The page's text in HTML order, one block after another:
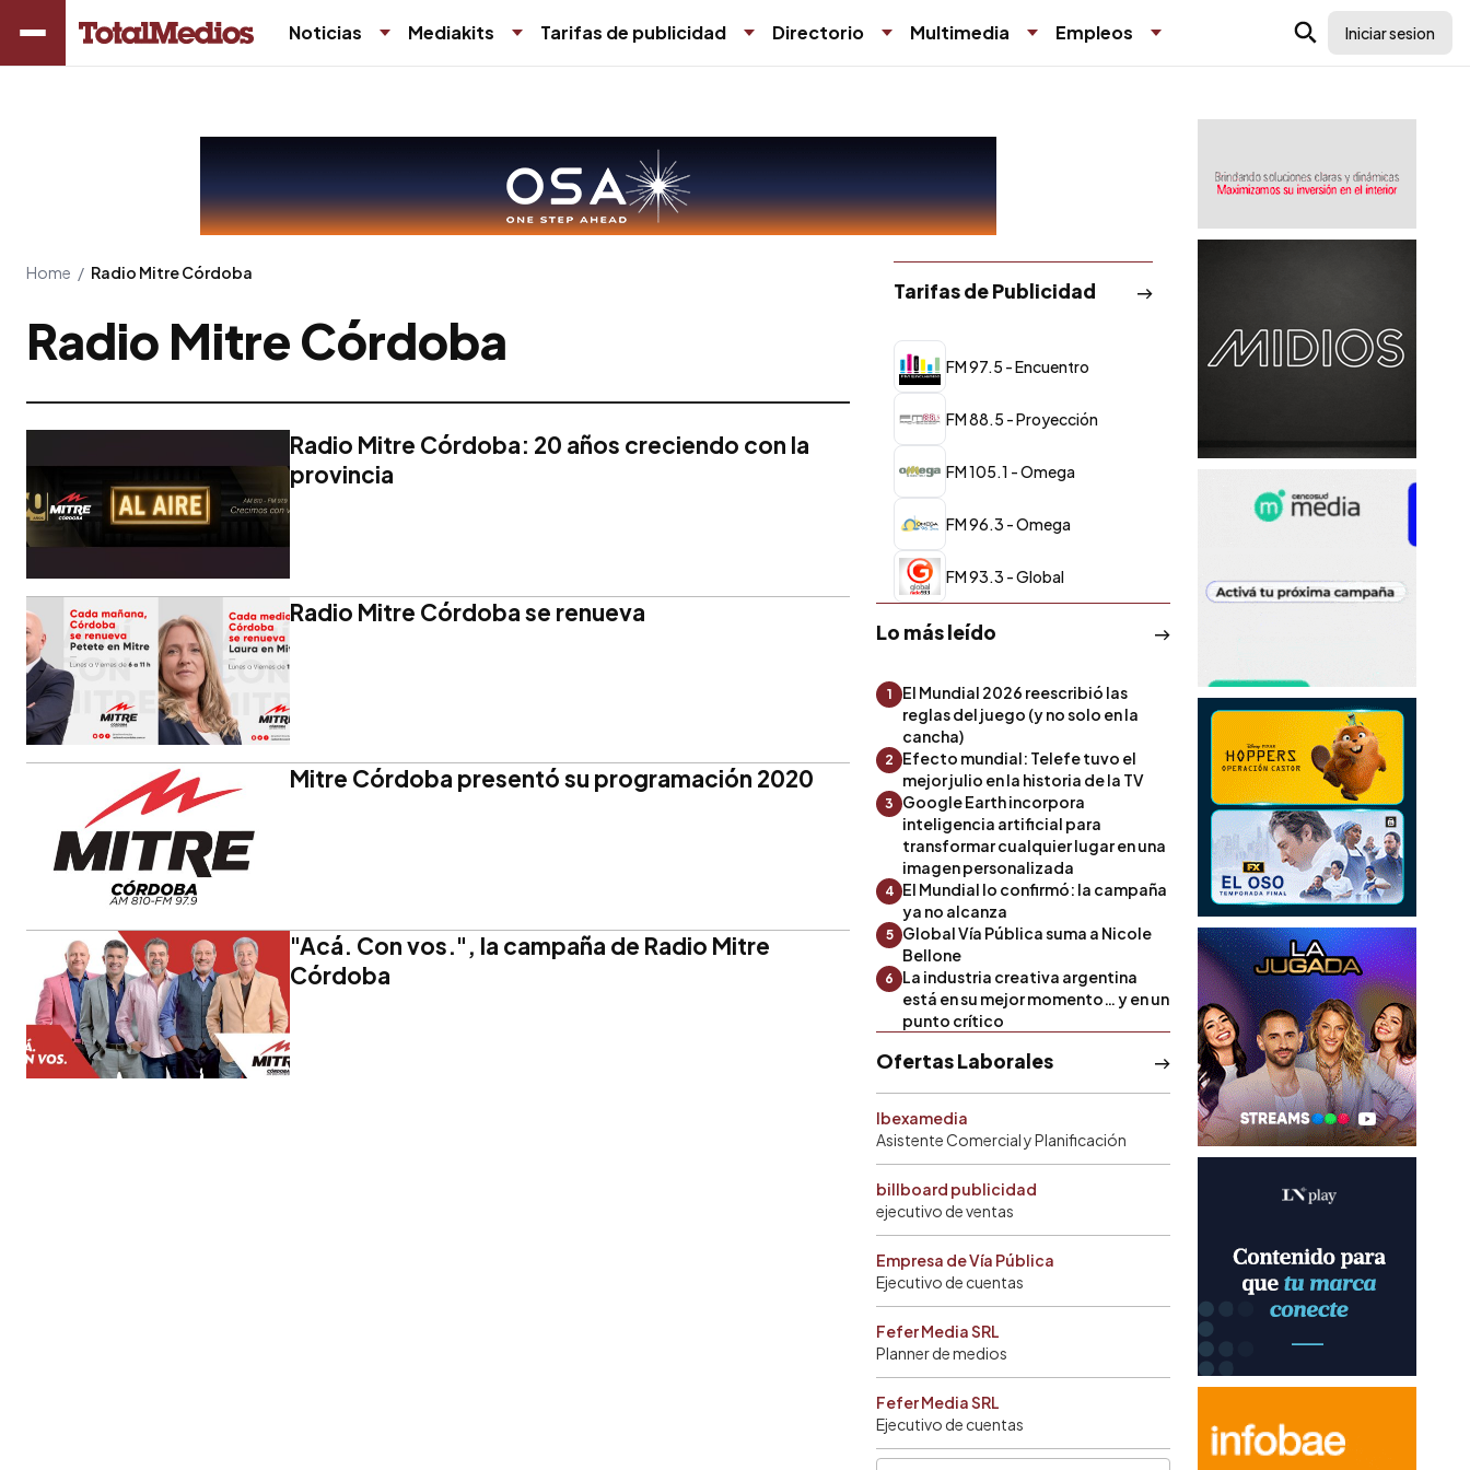
Noticias Mediakits Tarifas de publicidad Directorio Multimedia Empleos Iniciar sesion
Home / Radio Mitre Córdoba
Radio Mitre Córdoba
Radio Mitre Córdoba: 20 años creciendo con la
provincia
Radio Mitre Córdoba se renueva
Mitre Córdoba presentó su programación 2020
"Acá. Con vos.", la campaña de Radio Mitre
Córdoba
Tarifas de Publicidad
FM 97.5 - Encuentro
FM 88.5 - Proyección
FM 105.1 - Omega
FM 96.3 - Omega
FM 93.3 - Global
Lo más leído
1
El Mundial 2026 reescribió las
reglas del juego (y no solo en la
cancha)
2
Efecto mundial: Telefe tuvo el
mejor julio en la historia de la TV
3
Google Earth incorpora
inteligencia artificial para
transformar cualquier lugar en una
imagen personalizada
4 El Mundial lo confirmó: la campaña
ya no alcanza
5
Global Vía Pública suma a Nicole
Bellone
6
La industria creativa argentina
está en su mejor momento… y en un
punto crítico
Ofertas Laborales
Ibexamedia
Asistente Comercial y Planificación
billboard publicidad
ejecutivo de ventas
Empresa de Vía Pública
Ejecutivo de cuentas
Fefer Media SRL
Planner de medios
Fefer Media SRL
Ejecutivo de cuentas